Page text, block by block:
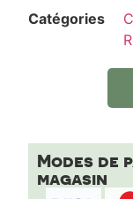
Catégories
Modes de
magasin